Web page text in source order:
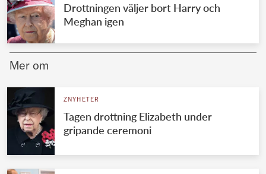
Marockanska kungahuset
Drottningen väljer bort Harry och
Meghan igen
Mer om
ZNYHETER
Tagen drottning Elizabeth under
gripande ceremoni